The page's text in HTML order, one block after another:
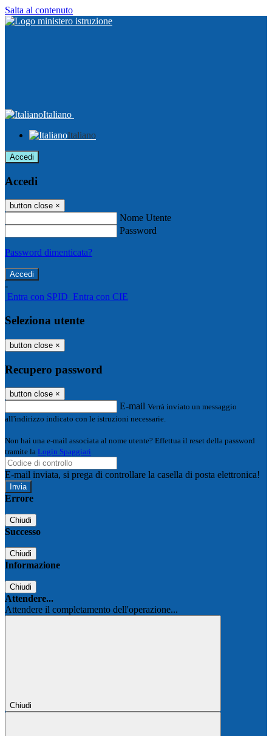
Salta al contenuto
Italiano
Italiano
Accedi
Accedi
button close ×
Nome Utente
Password
Password dimenticata?
-
Entra con SPID Entra con CIE
Seleziona utente
button close ×
Recupero password
button close ×
E-mail Verrà inviato un messaggio
all'indirizzo indicato con le istruzioni necessarie.
Non hai una e-mail associata al nome utente? Effettua il reset della password
tramite la Login Spaggiari
E-mail inviata, si prega di controllare la casella di posta elettronica!
Errore
Chiudi
Successo
Chiudi
Informazione
Chiudi
Attendere...
Attendere il completamento dell'operazione...
Chiudi